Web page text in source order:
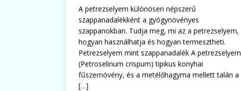
A petrezselyem különösen népszerű
szappanadalékként a gyógynövényes
szappanokban. Tudja meg, mi az a petrezselyem,
hogyan használhatja és hogyan termesztheti.
Petrezselyem mint szappanadalék A petrezselyem
(Petroselinum crispum) tipikus konyhai
fűszernövény, és a metélőhagyma mellett talán a
[…]